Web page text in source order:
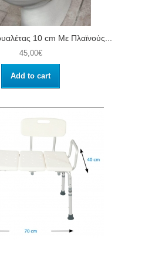
10 cm Με Πλαϊνούς...
45,00€
Add to cart